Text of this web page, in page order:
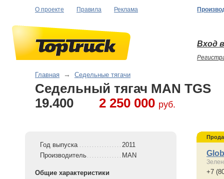
О проекте Правила Реклама
Вход
Главная → Седельные тягачи
Седельный тягач MAN TGS
19.400
2 250 000 руб.
Год выпуска
2011
Производитель
MAN
Общие характеристики
+7